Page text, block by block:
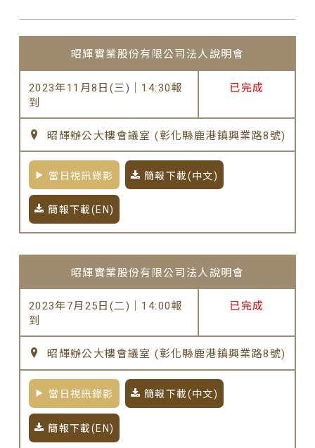
昭輝實業股份有限公司法人說明會
2023年11月8日(三)｜14:30報
到
已完成
昭輝辦公大樓會議室 (彰化縣鹿港鎮興業路8號)
當日視訊錄影 簡報下載(中文)
簡報下載(EN)
昭輝實業股份有限公司法人說明會
2023年7月25日(二)｜14:00報
到
已完成
昭輝辦公大樓會議室 (彰化縣鹿港鎮興業路8號)
當日視訊錄影 簡報下載(中文)
簡報下載(EN)